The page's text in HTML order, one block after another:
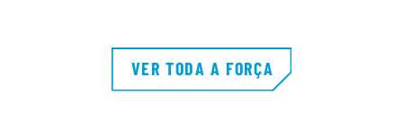
VER TODA A FORÇA